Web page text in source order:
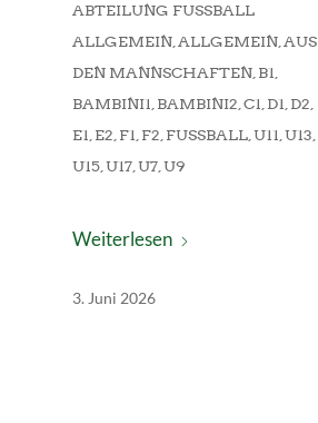
ABTEILUNG FUSSBALL A
LLGEMEIN
,ALLGEMEIN,AUS
DEN MANNSCHAFTEN,B1,
BAMBINI1,BAMBINI2,C1,D1,D2,
E1,E2,F1,F2,FUSSBALL ,U11,U13,
U15,U17,U7,U9
Weiterlesen
3. Juni 2026